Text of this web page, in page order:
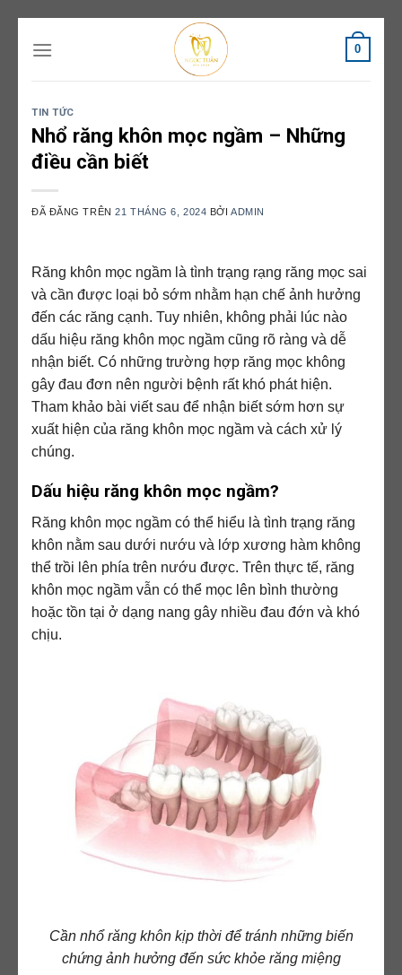
đến
0
TIN TỨC
Nhổ răng khôn mọc ngầm – Những
điều cần biết
ĐÃ ĐĂNG TRÊN21 THÁNG 6, 2024 BỞIADMIN
Răng khôn mọc ngầm là tình trạng rạng răng mọc sai
và cần được loại bỏ sớm nhằm hạn chế ảnh hưởng
đến các răng cạnh. Tuy nhiên, không phải lúc nào
dấu hiệu răng khôn mọc ngầm cũng rõ ràng và dễ
nhận biết. Có những trường hợp răng mọc không
gây đau đơn nên người bệnh rất khó phát hiện.
Tham khảo bài viết sau để nhận biết sớm hơn sự
xuất hiện của răng khôn mọc ngầm và cách xử lý
chúng.
Dấu hiệu răng khôn mọc ngầm?
Răng khôn mọc ngầm có thể hiểu là tình trạng răng
khôn nằm sau dưới nướu và lớp xương hàm không
thể trồi lên phía trên nướu được. Trên thực tế, răng
khôn mọc ngầm vẫn có thể mọc lên bình thường
hoặc tồn tại ở dạng nang gây nhiều đau đớn và khó
chịu.
Cần nhổ răng khôn kịp thời để tránh những biến
chứng ảnh hưởng đến sức khỏe răng miệng